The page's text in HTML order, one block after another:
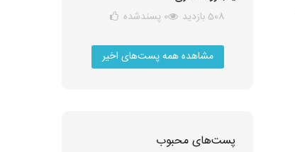
508 بازدید
0 پسندشده
مشاهده همه پست‌های اخیر
پست‌های محبوب